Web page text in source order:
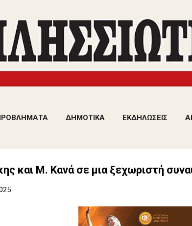
ΔΗΜΟΤΙΚΑ ΕΚΔΗΛΩΣΕΙΣ
και Μ. Κανά σε μια ξεχωριστή